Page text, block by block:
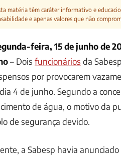
matéria têm caráter informativo e
e apenas valores que não
feira, 15 de junho de
– Dois funcionários da
por provocarem
4 de junho. Segundo a
de água, o motivo da
de segurança devido.
a Sabesp havia